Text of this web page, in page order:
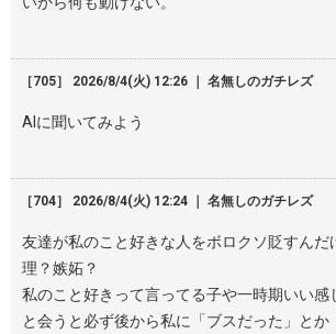
［705］ 2026/8/4(火) 12:26 ｜ 名無しのガチレズ
AIに聞いてみよう
［704］ 2026/8/4(火) 12:24 ｜ 名無しのガチレズ
友達が私のこと好きな人をボロクソ貶すんだ
理？嫉妬？
私のこと好きって言ってる子や一時期いい感
と会うと必ず後から私に「ブスだった」とか